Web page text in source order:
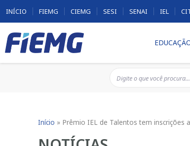
INÍCIO FIEMG CIEMG SESI SENAI IEL
Início » Prêmio IEL de Talentos tem inscrições